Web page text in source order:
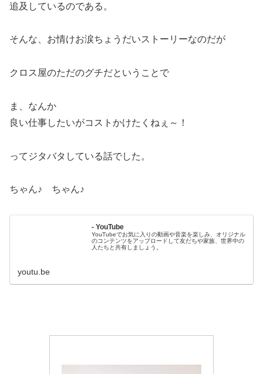
追及しているのである。
そんな、お情けお涙ちょうだいストーリーなのだが
クロス屋のただのグチだということで
ま、なんか
良い仕事したいがコストかけたくねぇ～！
ってジタバタしている話でした。
ちゃん♪ ちゃん♪
- YouTube
YouTubeでお気に入りの動画や音楽を楽しみ、オリジナル
のコンテンツをアップロードして友だちや家族、世界中の
人たちと共有しましょう。
youtu.be